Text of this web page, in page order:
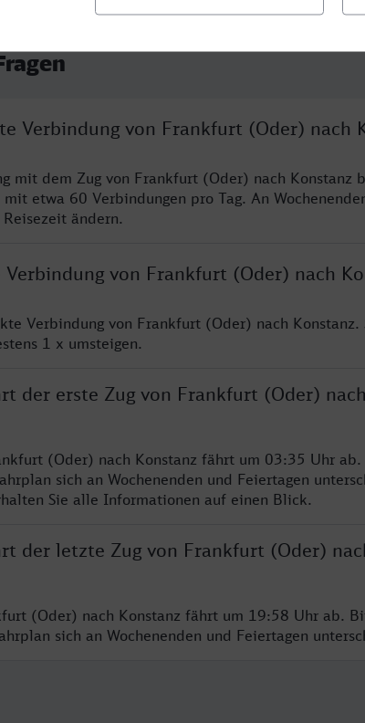
Verbindung von Frankfurt (Oder) nach
mit dem Zug von Frankfurt (Oder) nach Konstanz
etwa 60 Verbindungen pro Tag. An
ändern.
von Frankfurt (Oder) nach
Verbindung von Frankfurt (Oder) nach Konstanz.
1 x umsteigen.
der erste Zug von Frankfurt (Oder) nach
(Oder) nach Konstanz fährt um 03:35 Uhr
sich an Wochenenden und Feiertagen
Sie alle Informationen auf einen Blick.
der letzte Zug von Frankfurt (Oder)
(Oder) nach Konstanz fährt um 19:58 Uhr ab.
sich an Wochenenden und Feiertagen